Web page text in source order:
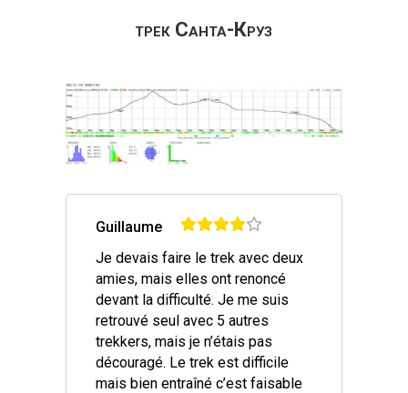
трек Санта-Круз
Guillaume
Je devais faire le trek avec deux
amies, mais elles ont renoncé
devant la difficulté. Je me suis
retrouvé seul avec 5 autres
trekkers, mais je n’étais pas
découragé. Le trek est difficile
mais bien entraîné c’est faisable